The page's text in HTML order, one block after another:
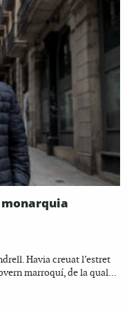
monarquia
Havia creuat l’estret
marroquí, de la qual...